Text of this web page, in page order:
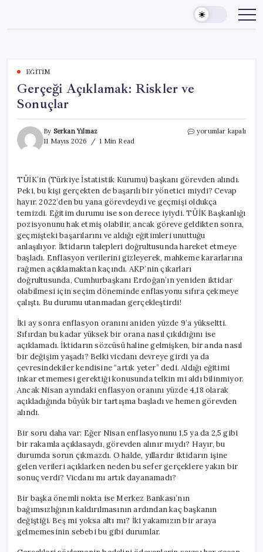
content
EĞITIM
Gerçeği Açıklamak: Riskler ve
Sonuçlar
By Serkan Yılmaz
11 Mayıs 2026
1 Min Read
Gerçeği
için
yorumlar kapalı
TÜİK’in (Türkiye İstatistik Kurumu) başkanı görevden alındı.
Peki, bu kişi gerçekten de başarılı bir yönetici miydi? Cevap
hayır. 2022’den bu yana görevdeydi ve geçmişi oldukça
temizdi. Eğitim durumu ise son derece iyiydi. TÜİK Başkanlığı
pozisyonunu hak etmiş olabilir, ancak göreve geldikten sonra,
geçmişteki başarılarını ve aldığı eğitimleri unuttuğu
anlaşılıyor. İktidarın talepleri doğrultusunda hareket etmeye
başladı. Enflasyon verilerini gizleyerek, mahkeme kararlarına
rağmen açıklamaktan kaçındı. AKP’nin çıkarları
doğrultusunda, Cumhurbaşkanı Erdoğan’ın yeniden iktidar
olabilmesi için seçim döneminde enflasyonu sıfıra çekmeye
çalıştı. Bu durumu utanmadan gerçekleştirdi!
İki ay sonra enflasyon oranını aniden yüzde 9’a yükseltti.
Sıfırdan bu kadar yüksek bir orana nasıl çıkıldığını ise
açıklamadı. İktidarın sözcüsü haline gelmişken, bir anda nasıl
bir değişim yaşadı? Belki vicdanı devreye girdi ya da
çevresindekiler kendisine “artık yeter” dedi. Aldığı eğitimi
inkar etmemesi gerektiği konusunda telkin mi aldı bilinmiyor.
Ancak Nisan ayındaki enflasyon oranını yüzde 4,18 olarak
açıkladığında büyük bir tartışma başladı ve hemen görevden
alındı.
Bir soru daha var: Eğer Nisan enflasyonunu 1,5 ya da 2,5 gibi
bir rakamla açıklasaydı, görevden alınır mıydı? Hayır, bu
durumda sorun çıkmazdı. O halde, yıllardır iktidarın işine
gelen verileri açıklarken neden bu sefer gerçeklere yakın bir
sonuç verdi? Vicdanı mı artık dayanamadı?
Bir başka önemli nokta ise Merkez Bankası’nın
bağımsızlığının kaldırılmasının ardından kaç başkanın
değiştiği. Beş mi yoksa altı mı? İki yakamızın bir araya
gelmemesinin sebebi bu gibi durumlar.